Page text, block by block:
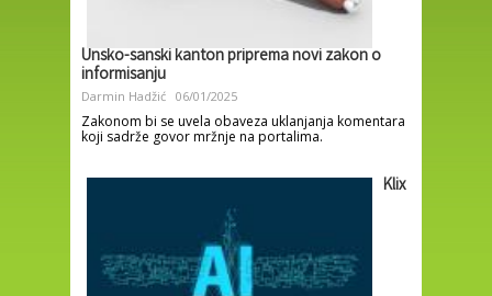
Unsko-sanski kanton priprema novi zakon o
informisanju
Darmin Hadžić 06/01/2025
Zakonom bi se uvela obaveza uklanjanja komentara
koji sadrže govor mržnje na portalima.
Klix